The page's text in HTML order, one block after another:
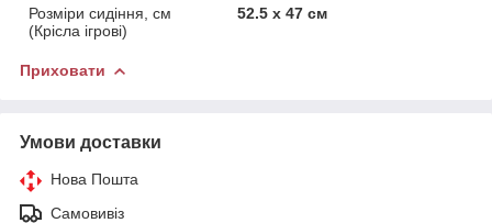
Розміри сидіння, см
(Крісла ігрові)
52.5 х 47 см
Приховати
Умови доставки
Нова Пошта
Самовивіз